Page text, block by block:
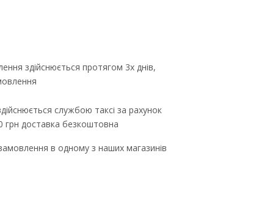
здійснюється протягом 3х днів,
службою таксі за рахунок
грн доставка безкоштовна
в одному з наших магазинів